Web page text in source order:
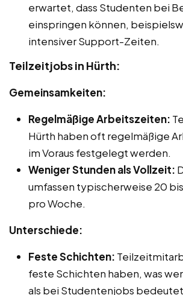
erwartet, dass Studenten bei
einspringen können,
intensiver Support-Zeiten.
Teilzeitjobs in Hürth:
Gemeinsamkeiten:
Regelmäßige Arbeitszeiten:
Hürth haben oft regelmäßige
im Voraus festgelegt werden.
Weniger Stunden als Vollzeit:
umfassen typischerweise 20
pro Woche.
Unterschiede:
Feste Schichten:
feste Schichten haben, was
als bei Studentenjobs